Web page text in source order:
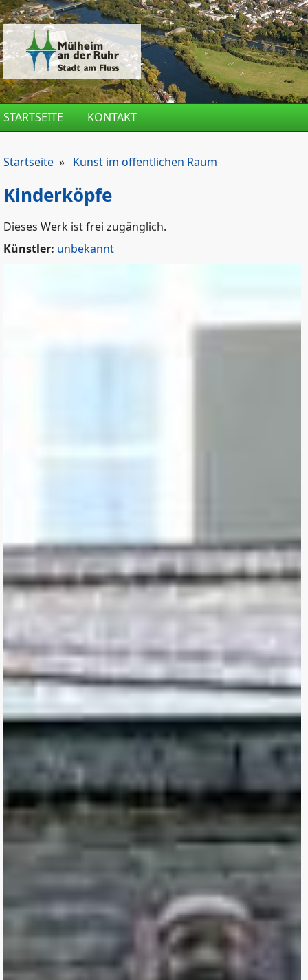
Direkt zum Inhalt
STARTSEITE KONTAKT
Startseite » Kunst im öffentlichen Raum
Kinderköpfe
Dieses Werk ist frei zugänglich.
Künstler: unbekannt